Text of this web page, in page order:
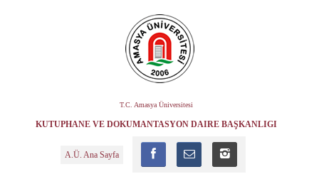
T.C. Amasya Üniversitesi
KÜTÜPHANE VE DOKÜMANTASYON DAIRE BAŞKANLIĞI
A.Ü. Ana Sayfa